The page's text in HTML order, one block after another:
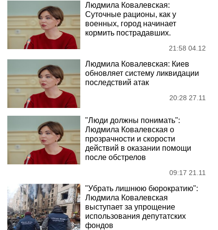
Людмила Ковалевская:
Суточные рационы, как у
военных, город начинает
кормить пострадавших.
21:58 04.12
Людмила Ковалевская: Киев
обновляет систему ликвидации
последствий атак
20:28 27.11
"Люди должны понимать":
Людмила Ковалевская о
прозрачности и скорости
действий в оказании помощи
после обстрелов
09:17 21.11
"Убрать лишнюю бюрократию":
Людмила Ковалевская
выступает за упрощение
использования депутатских
фондов